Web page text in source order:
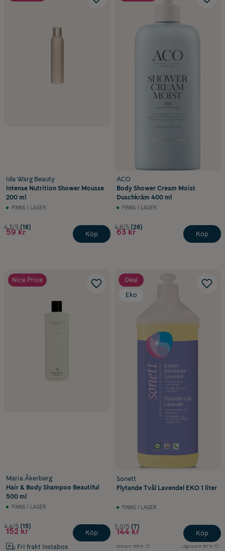
Ida Warg Beauty
Intense Nutrition Shower Mousse
200 ml
FINNS I LAGER
4.3/5 (18)
59 kr Köp
ACO
Body Shower Cream Moist
Duschkräm 400 ml
FINNS I LAGER
4.6/5 (26)
63 kr Köp
Nice Price
Maria Åkerberg
Hair & Body Shampoo Beautiful
500 ml
FINNS I LAGER
4.4/5 (15)
152 kr
Fri frakt Instabox
Köp
Deal
Eko
Sonett
Flytande Tvål Lavendel EKO 1 liter
FINNS I LAGER
5.0/5 (7)
144 kr
Ord.pris 169 kr Lägsta pris 167 kr
Köp